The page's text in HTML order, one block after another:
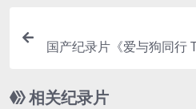
国产纪录片《爱与狗同行
相关纪录片